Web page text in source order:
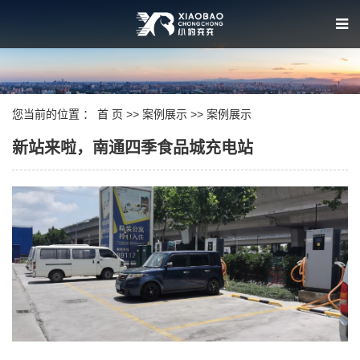
您当前的位置 ： 首 页 >> 案例展示 >> 案例展示
新站来啦，南通四季食品城充电站